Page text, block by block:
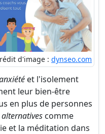
d'image : dynseo.com
et l'isolement
leur bien-être
en plus de personnes
comme
et la méditation dans